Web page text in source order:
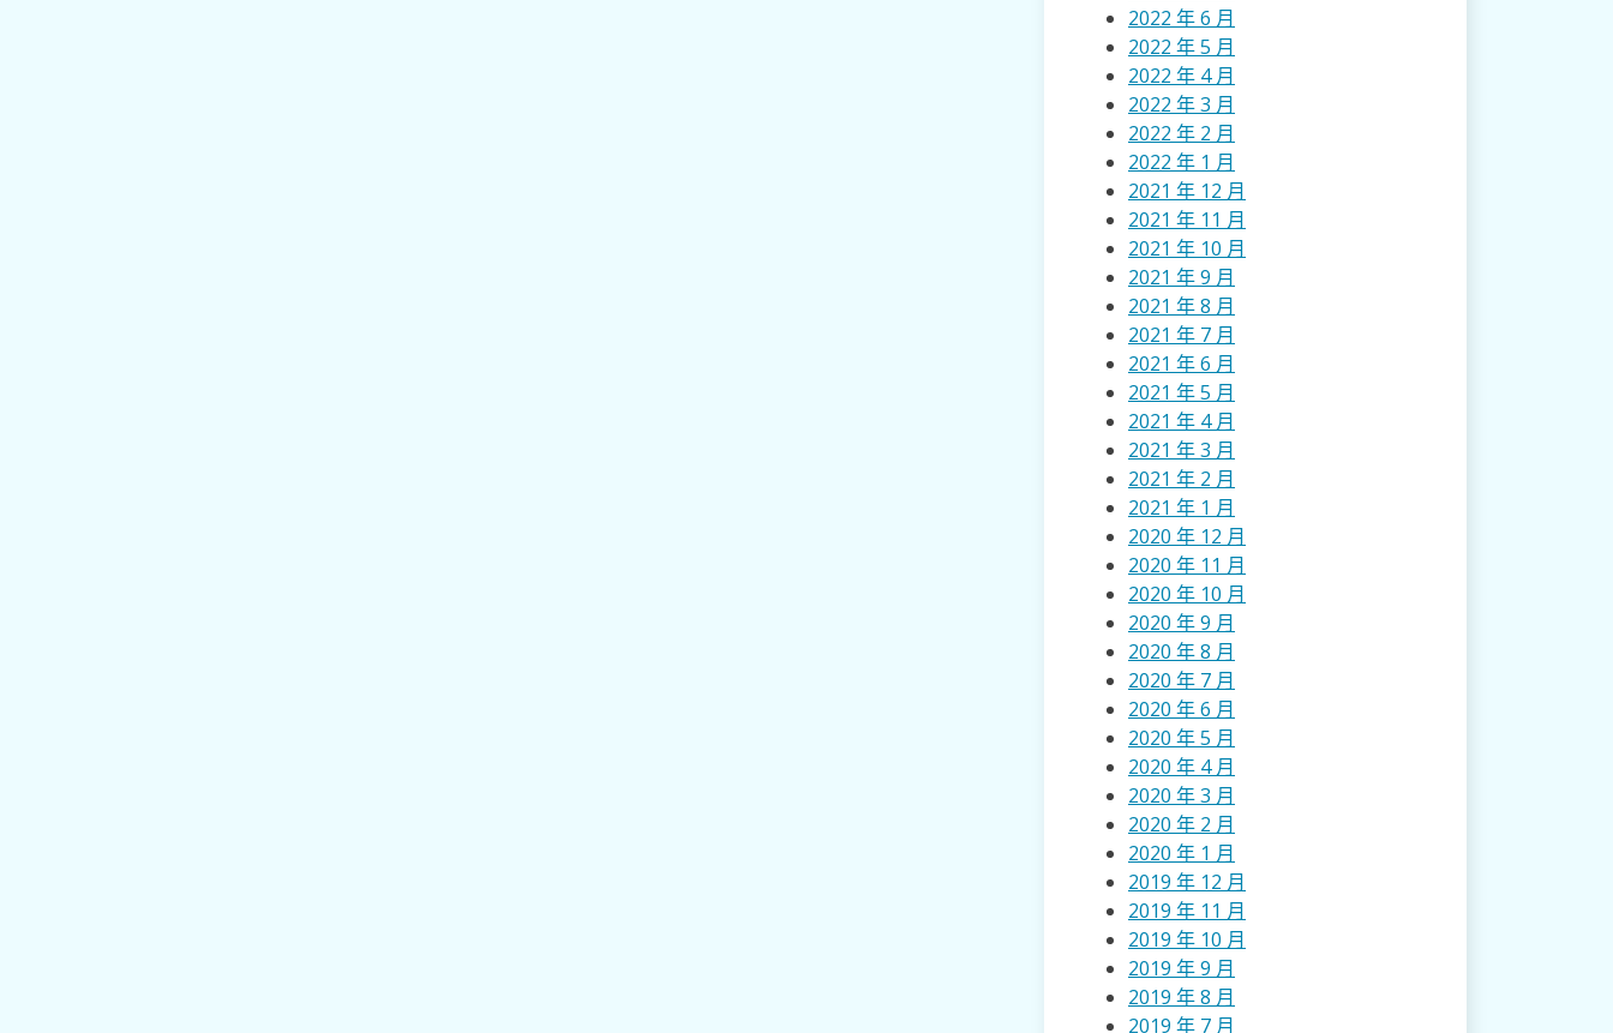
2022 年 6 月
2022 年 5 月
2022 年 4 月
2022 年 3 月
2022 年 2 月
2022 年 1 月
2021 年 12 月
2021 年 11 月
2021 年 10 月
2021 年 9 月
2021 年 8 月
2021 年 7 月
2021 年 6 月
2021 年 5 月
2021 年 4 月
2021 年 3 月
2021 年 2 月
2021 年 1 月
2020 年 12 月
2020 年 11 月
2020 年 10 月
2020 年 9 月
2020 年 8 月
2020 年 7 月
2020 年 6 月
2020 年 5 月
2020 年 4 月
2020 年 3 月
2020 年 2 月
2020 年 1 月
2019 年 12 月
2019 年 11 月
2019 年 10 月
2019 年 9 月
2019 年 8 月
2019 年 7 月